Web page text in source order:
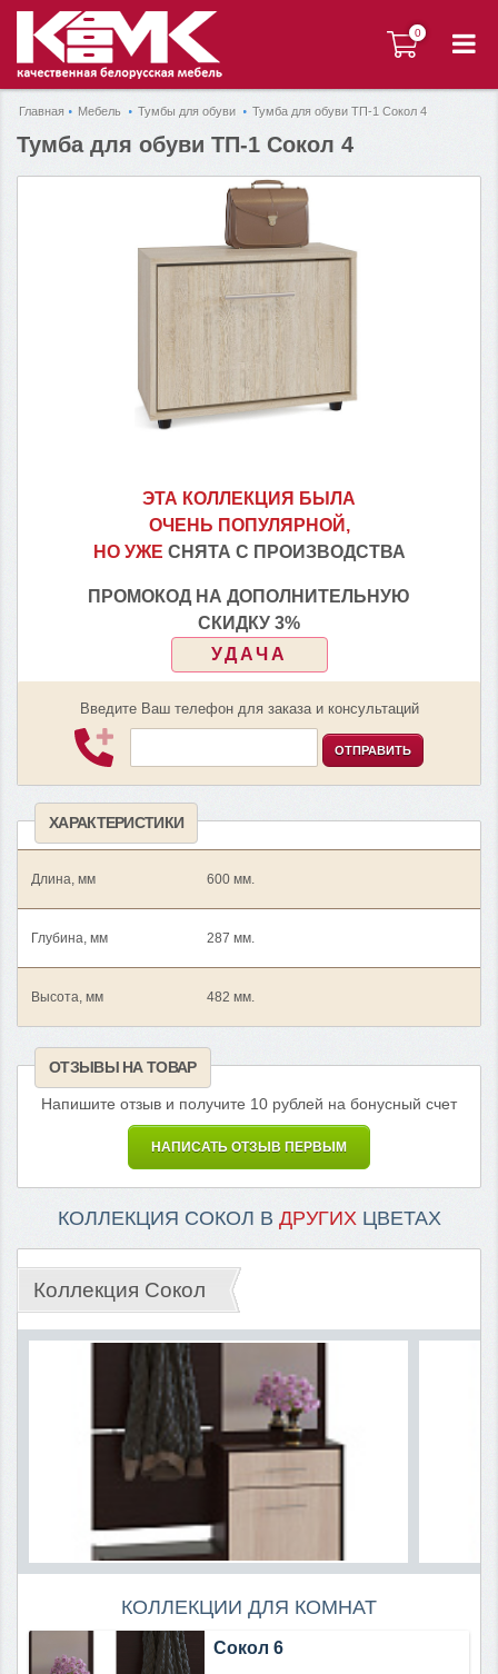
0
0
Главная Мебель Тумбы для обуви Тумба для обуви ТП-1 Сокол 4
Тумба для обуви ТП-1 Сокол 4
ЭТА КОЛЛЕКЦИЯ БЫЛА
ОЧЕНЬ ПОПУЛЯРНОЙ,
НО УЖЕ СНЯТА С ПРОИЗВОДСТВА
ПРОМОКОД НА ДОПОЛНИТЕЛЬНУЮ
СКИДКУ 3%
УДАЧА
Введите Ваш телефон для заказа и консультаций
ОТПРАВИТЬ
ХАРАКТЕРИСТИКИ
Длина, мм 600 мм.
Глубина, мм 287 мм.
Высота, мм 482 мм.
ОТЗЫВЫ НА ТОВАР
Напишите отзыв и получите 10 рублей на бонусный счет
НАПИСАТЬ ОТЗЫВ ПЕРВЫМ
КОЛЛЕКЦИЯ СОКОЛ В ДРУГИХЦВЕТАХ
Коллекция Сокол
КОЛЛЕКЦИИ ДЛЯ КОМНАТ
Сокол 6